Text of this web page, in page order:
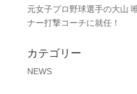
元女子プロ野球選手の大山
ナー打撃コーチに就任！
カテゴリー
NEWS